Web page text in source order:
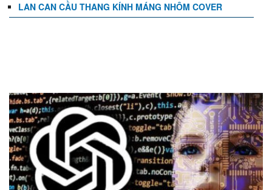
LAN CAN CẦU THANG KÍNH MÁNG NHÔM COVER